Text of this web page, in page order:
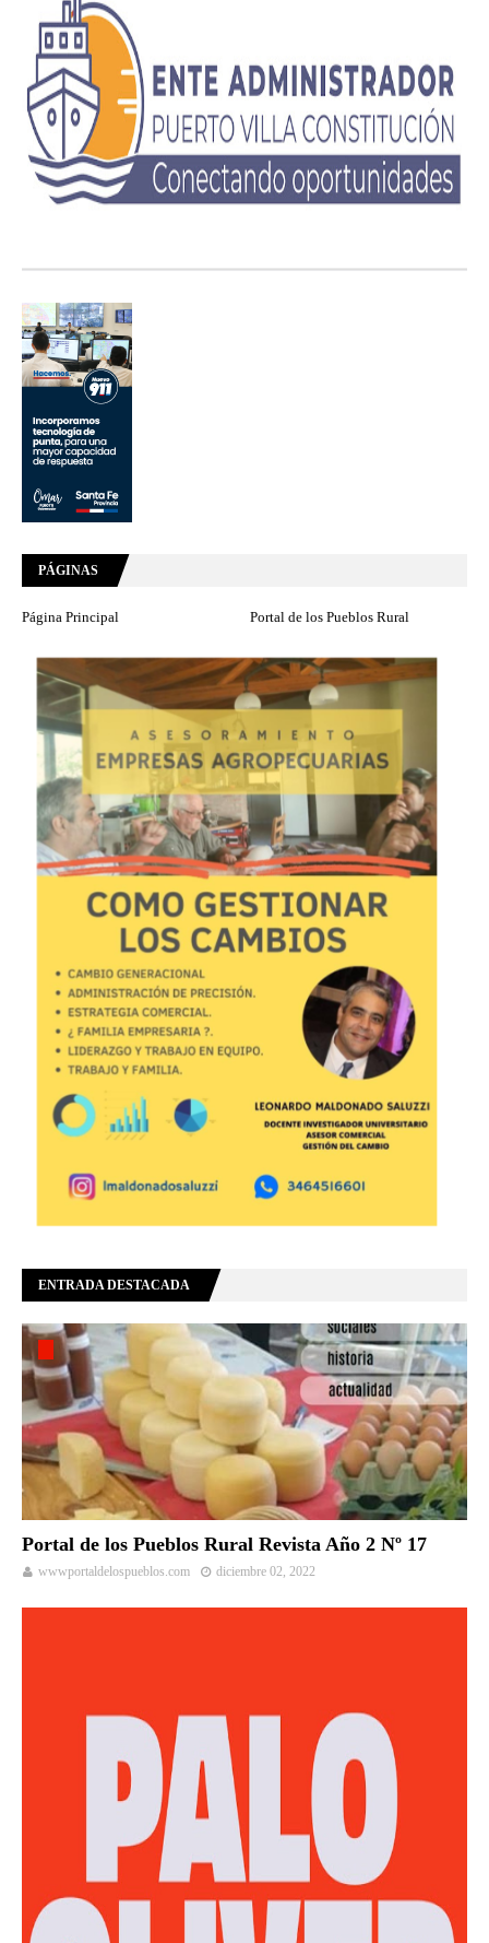
PÁGINAS
Página Principal Portal de los Pueblos Rural
ENTRADA DESTACADA
Portal de los Pueblos Rural Revista Año 2 Nº 17
wwwportaldelospueblos.com diciembre 02, 2022